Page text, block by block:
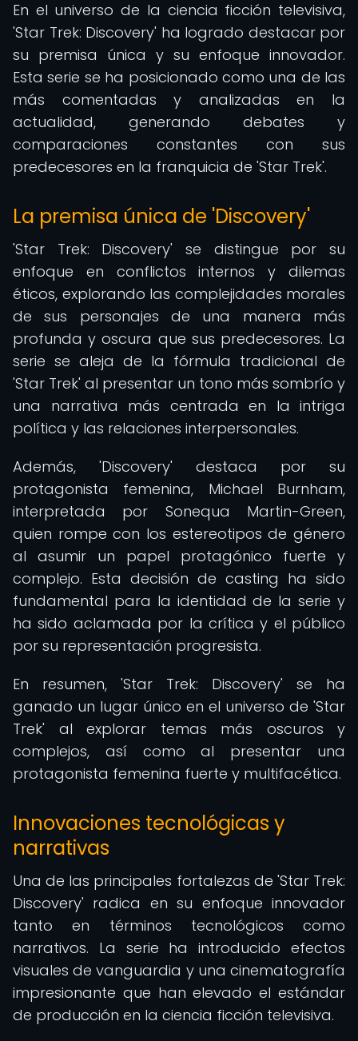
En el universo de la ciencia ficción televisiva,
'Star Trek: Discovery' ha logrado destacar por
su premisa única y su enfoque innovador.
Esta serie se ha posicionado como una de las
más comentadas y analizadas en la
actualidad, generando debates y
comparaciones constantes con sus
predecesores en la franquicia de 'Star Trek'.
La premisa única de 'Discovery'
'Star Trek: Discovery' se distingue por su
enfoque en conflictos internos y dilemas
éticos, explorando las complejidades morales
de sus personajes de una manera más
profunda y oscura que sus predecesores. La
serie se aleja de la fórmula tradicional de
'Star Trek' al presentar un tono más sombrío y
una narrativa más centrada en la intriga
política y las relaciones interpersonales.
Además, 'Discovery' destaca por su
protagonista femenina, Michael Burnham,
interpretada por Sonequa Martin-Green,
quien rompe con los estereotipos de género
al asumir un papel protagónico fuerte y
complejo. Esta decisión de casting ha sido
fundamental para la identidad de la serie y
ha sido aclamada por la crítica y el público
por su representación progresista.
En resumen, 'Star Trek: Discovery' se ha
ganado un lugar único en el universo de 'Star
Trek' al explorar temas más oscuros y
complejos, así como al presentar una
protagonista femenina fuerte y multifacética.
Innovaciones tecnológicas y
narrativas
Una de las principales fortalezas de 'Star Trek:
Discovery' radica en su enfoque innovador
tanto en términos tecnológicos como
narrativos. La serie ha introducido efectos
visuales de vanguardia y una cinematografía
impresionante que han elevado el estándar
de producción en la ciencia ficción televisiva.